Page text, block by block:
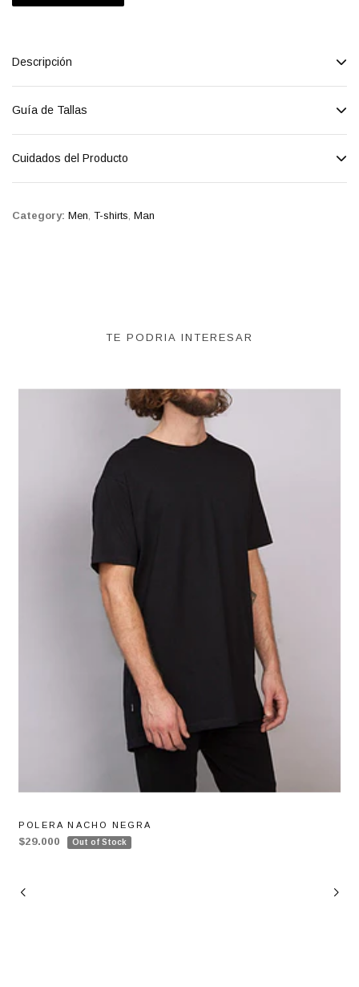
Descripción
Guía de Tallas
Cuidados del Producto
Category: Men T-shirts Man
TE PODRIA INTERESAR
POLERA NACHO NEGRA
$29.000 Out of Stock